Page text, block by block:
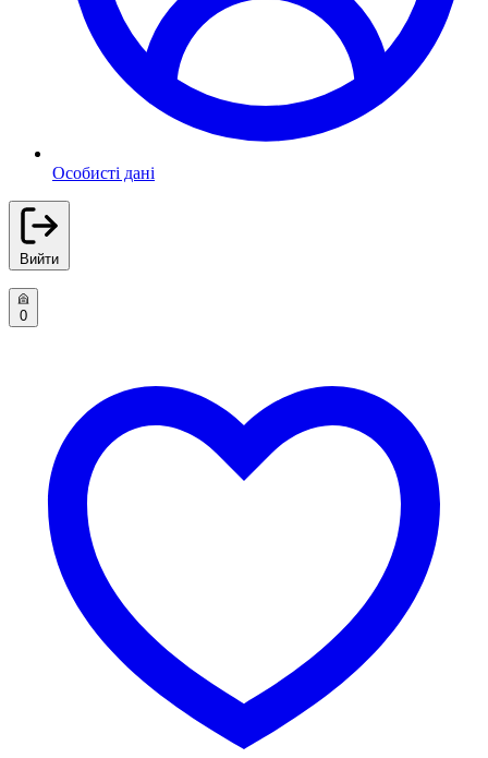
Особисті дані
Вийти
0